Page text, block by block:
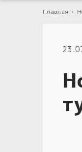
Главная ›